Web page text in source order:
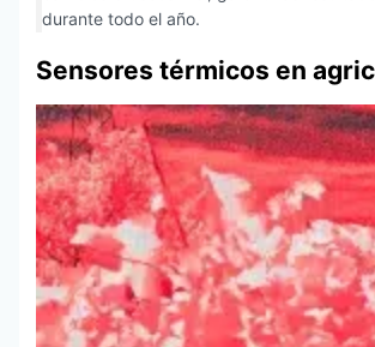
durante todo el año.
Sensores térmicos en